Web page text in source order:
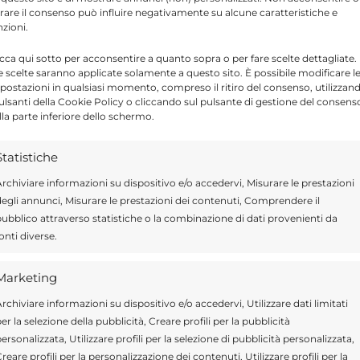
il consenso può influire negativamente su alcune caratteristiche e
qui sotto per acconsentire a quanto sopra o per fare scelte dettagliate.
scelte saranno applicate solamente a questo sito. È possibile modificare le
in qualsiasi momento, compreso il ritiro del consenso,
della Cookie Policy o cliccando sul pulsante di gestione del
parte inferiore dello schermo.
informazioni su dispositivo e/o accedervi, Misurare le prestazioni
annunci, Misurare le prestazioni dei contenuti, Comprendere il
attraverso statistiche o la combinazione di dati provenienti da
diverse.
informazioni su dispositivo e/o accedervi, Utilizzare dati limitati
la selezione della pubblicità, Creare profili per la pubblicità
Utilizzare profili per la selezione di pubblicità personalizzata,
profili per la personalizzazione dei contenuti, Utilizzare profili per la
Send Share
ATTUALITÀ
è composta da giornalisti, collaboratori e
che ogni giorno lavorano per offrire notizie,
dedicati alla Sicilia, all’attualità, alla politica,
sport. Un team dinamico e indipendente che
e affidabilità.